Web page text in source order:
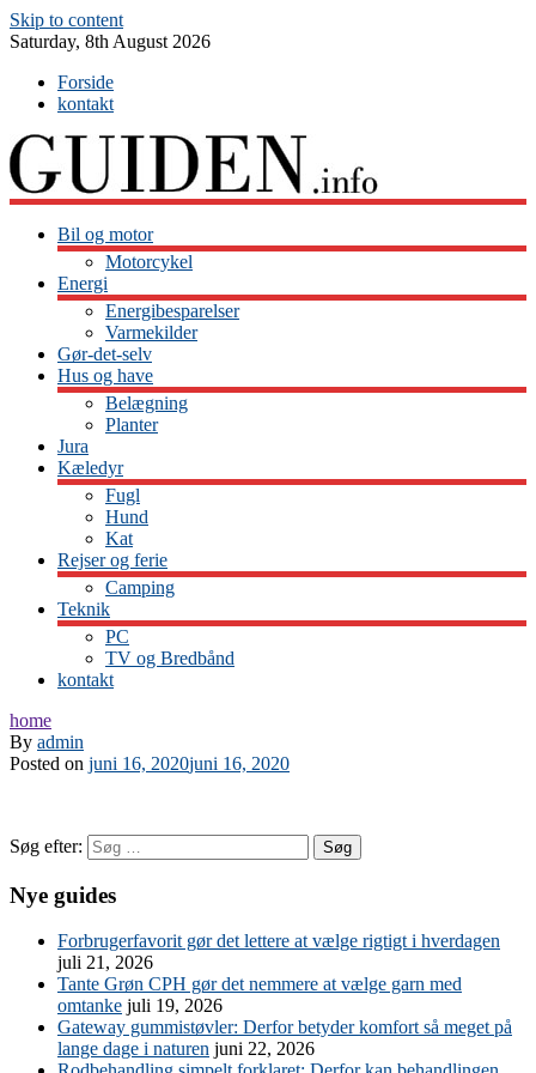
Skip to content
Saturday, 8th August 2026
Forside
kontakt
Bil og motor
Motorcykel
Energi
Energibesparelser
Varmekilder
Gør-det-selv
Hus og have
Belægning
Planter
Jura
Kæledyr
Fugl
Hund
Kat
Rejser og ferie
Camping
Teknik
PC
TV og Bredbånd
kontakt
home
By admin
Posted on juni 16, 2020juni 16, 2020
Søg efter:
Nye guides
Forbrugerfavorit gør det lettere at vælge rigtigt i hverdagen
juli 21, 2026
Tante Grøn CPH gør det nemmere at vælge garn med
omtanke juli 19, 2026
Gateway gummistøvler: Derfor betyder komfort så meget på
lange dage i naturen juni 22, 2026